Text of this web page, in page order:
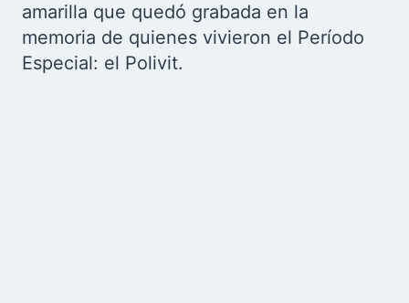
amarilla que quedó grabada en la
memoria de quienes vivieron el Período
Especial: el Polivit.